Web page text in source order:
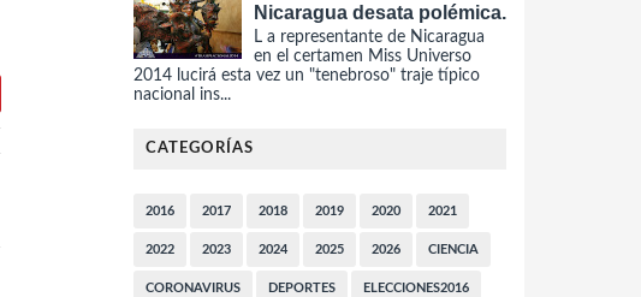
Nicaragua desata polémica.
L a representante de Nicaragua
en el certamen Miss Universo
2014 lucirá esta vez un "tenebroso" traje típico
nacional ins...
CATEGORÍAS
2016 2017 2018 2019 2020 2021
2022 2023 2024 2025 2026 CIENCIA
CORONAVIRUS DEPORTES ELECCIONES2016